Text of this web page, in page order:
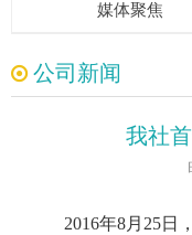
媒体聚焦
公司新闻
我社
2016年8月 25日